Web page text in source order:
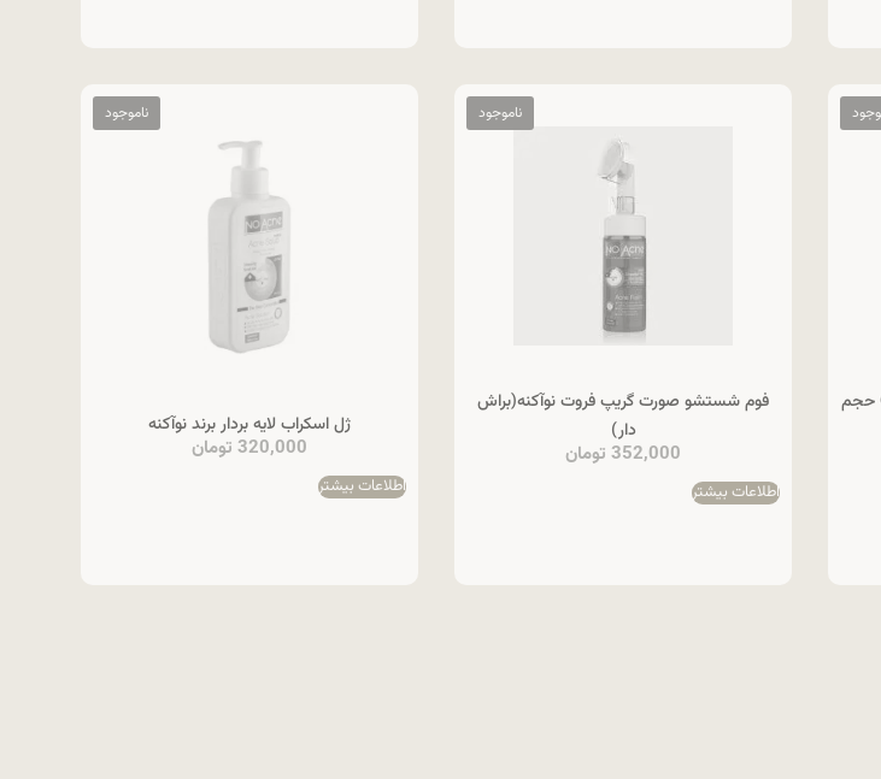
ژل شستشو صورت ویتامین C مدل Glow حجم
فوم شستشو صورت گریپ فروت نوآکنه(براش
دار)
352,000 تومان
اطلاعات بیشتر
ژل اسکراب لایه بردار برند نوآکنه
320,000 تومان
اطلاعات بیشتر